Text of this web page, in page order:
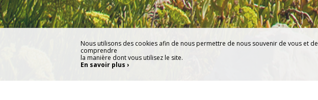
Nous utilisons des cookies afin de nous permettre de nous souvenir de vous et de
comprendre
la manière dont vous utilisez le site.
En savoir plus ›